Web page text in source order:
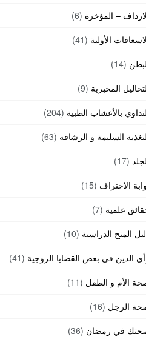
– المؤخرة (6)
الأولية (41)
(14)
المخبرية (9)
بالأعشاب الطبية (204)
السليمة و الرشاقة (63)
(17)
الاحتراف (15)
علمية (7)
المنح الدراسية (10)
الدين في بعض القضايا الزوجية (41)
الأم و الطفل (11)
الرجل (16)
في رمضان (36)